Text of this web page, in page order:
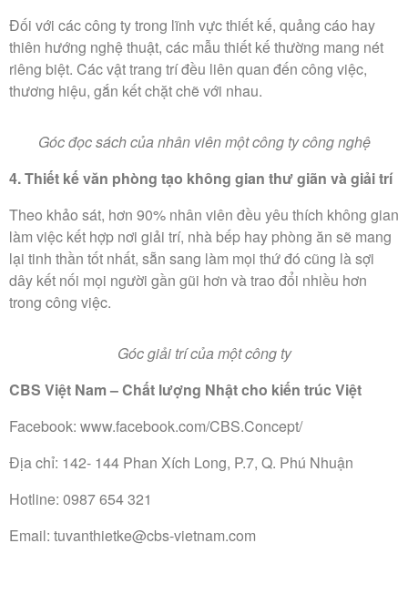
Đối với các công ty trong lĩnh vực thiết kế, quảng cáo hay
thiên hướng nghệ thuật, các mẫu thiết kế thường mang nét
riêng biệt. Các vật trang trí đều liên quan đến công việc,
thương hiệu, gắn kết chặt chẽ với nhau.
Góc đọc sách của nhân viên một công ty công nghệ
4. Thiết kế văn phòng tạo không gian thư giãn và giải trí
Theo khảo sát, hơn 90% nhân viên đều yêu thích không gian
làm việc kết hợp nơi giải trí, nhà bếp hay phòng ăn sẽ mang
lại tinh thần tốt nhất, sẵn sang làm mọi thứ đó cũng là sợi
dây kết nối mọi người gần gũi hơn và trao đổi nhiều hơn
trong công việc.
Góc giải trí của một công ty
CBS Việt Nam – Chất lượng Nhật cho kiến trúc Việt
Facebook: www.facebook.com/CBS.Concept/
Địa chỉ: 142- 144 Phan Xích Long, P.7, Q. Phú Nhuận
Hotline: 0987 654 321
Email: tuvanthietke@cbs-vietnam.com